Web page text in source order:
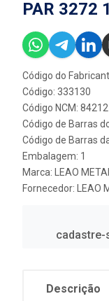
PAR 3272
Código do
Código: 333130
Código NCM:
Código de Barras
Código de Barras
Embalagem: 1
Marca:
LEAO
Fornecedor:
LEAO
cadastre-
Descrição